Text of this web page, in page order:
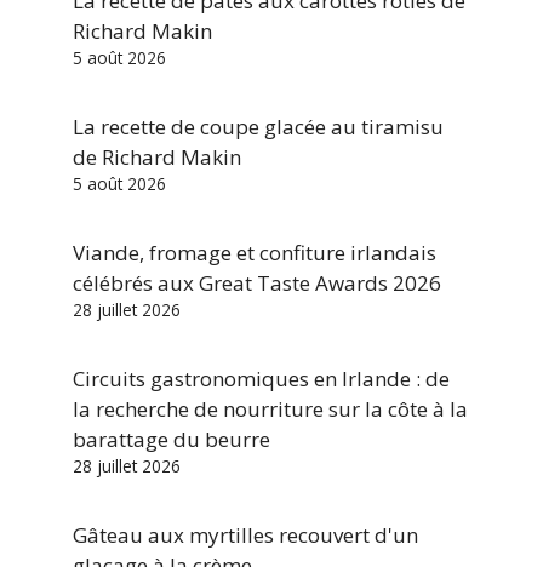
Richard Makin
5 août 2026
La recette de coupe glacée au tiramisu
de Richard Makin
5 août 2026
Viande, fromage et confiture irlandais
célébrés aux Great Taste Awards 2026
28 juillet 2026
Circuits gastronomiques en Irlande : de
la recherche de nourriture sur la côte à la
barattage du beurre
28 juillet 2026
Gâteau aux myrtilles recouvert d'un